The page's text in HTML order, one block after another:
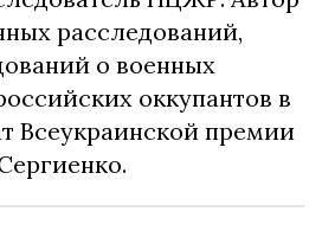
расследований,
о военных
оккупантов в
Всеукраинской премии